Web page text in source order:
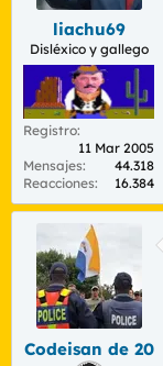
liachu69
Disléxico y gallego
Registro
11 Mar 2005
Mensajes
44.318
Reacciones
16.384
Codeisan de 20